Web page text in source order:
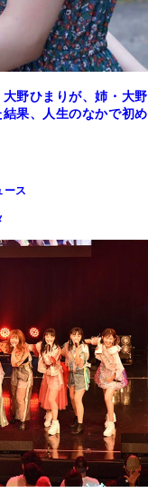
野ひまりが、姉・大野
果、人生のなかで初め
ース